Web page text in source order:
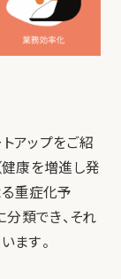
アップをご紹
健康を増進し発
る重症化予
分類でき、それ
ます。